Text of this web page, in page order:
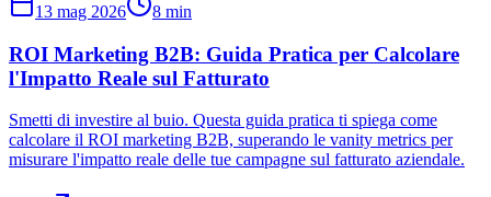
13 mag 2026
8 min
ROI Marketing B2B: Guida Pratica per Calcolare
l'Impatto Reale sul Fatturato
Smetti di investire al buio. Questa guida pratica ti spiega come
calcolare il ROI marketing B2B, superando le vanity metrics per
misurare l'impatto reale delle tue campagne sul fatturato aziendale.